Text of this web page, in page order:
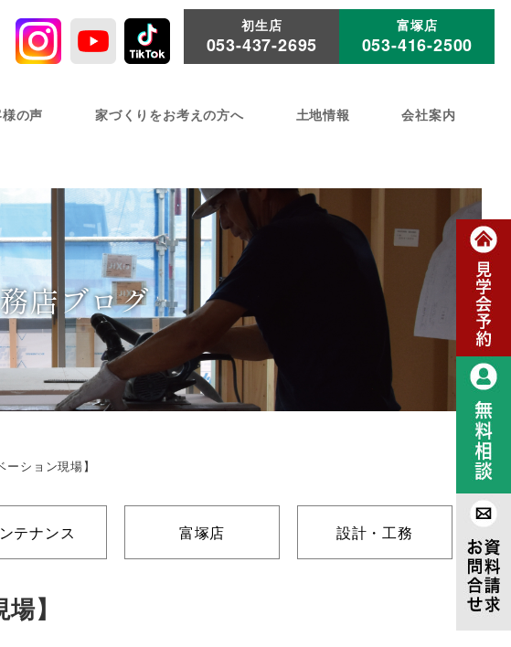
初生店
053-437-2695
富塚店
053-416-2500
の声 家づくりをお考えの方へ 土地情報 会社案内
店ブログ
ション現場】
テナンス 富塚店 設計・工務
】